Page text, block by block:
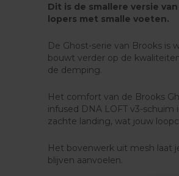
Dit is de smallere versie
lopers met smalle voeten.
De Ghost-serie van Brooks is
bouwt verder op de
de demping.
Het comfort van de Brooks
infused DNA LOFT v3-
zachte landing, wat jouw
Het bovenwerk uit mesh laat
blijven aanvoelen.